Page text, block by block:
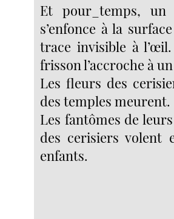
Et pour_temps, un
s’enfonce à la
trace invisible à
frisson l’accroche à
Les fleurs des
des temples meurent.
Les fantômes de
des cerisiers volent
enfants.